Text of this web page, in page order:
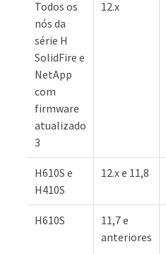
Todos os
nós da
série H
SolidFire e
NetApp
com
firmware
atualizado
3
12.x
H610S e
H410S
12.x e 11,8
H610S
11,7 e
anteriores